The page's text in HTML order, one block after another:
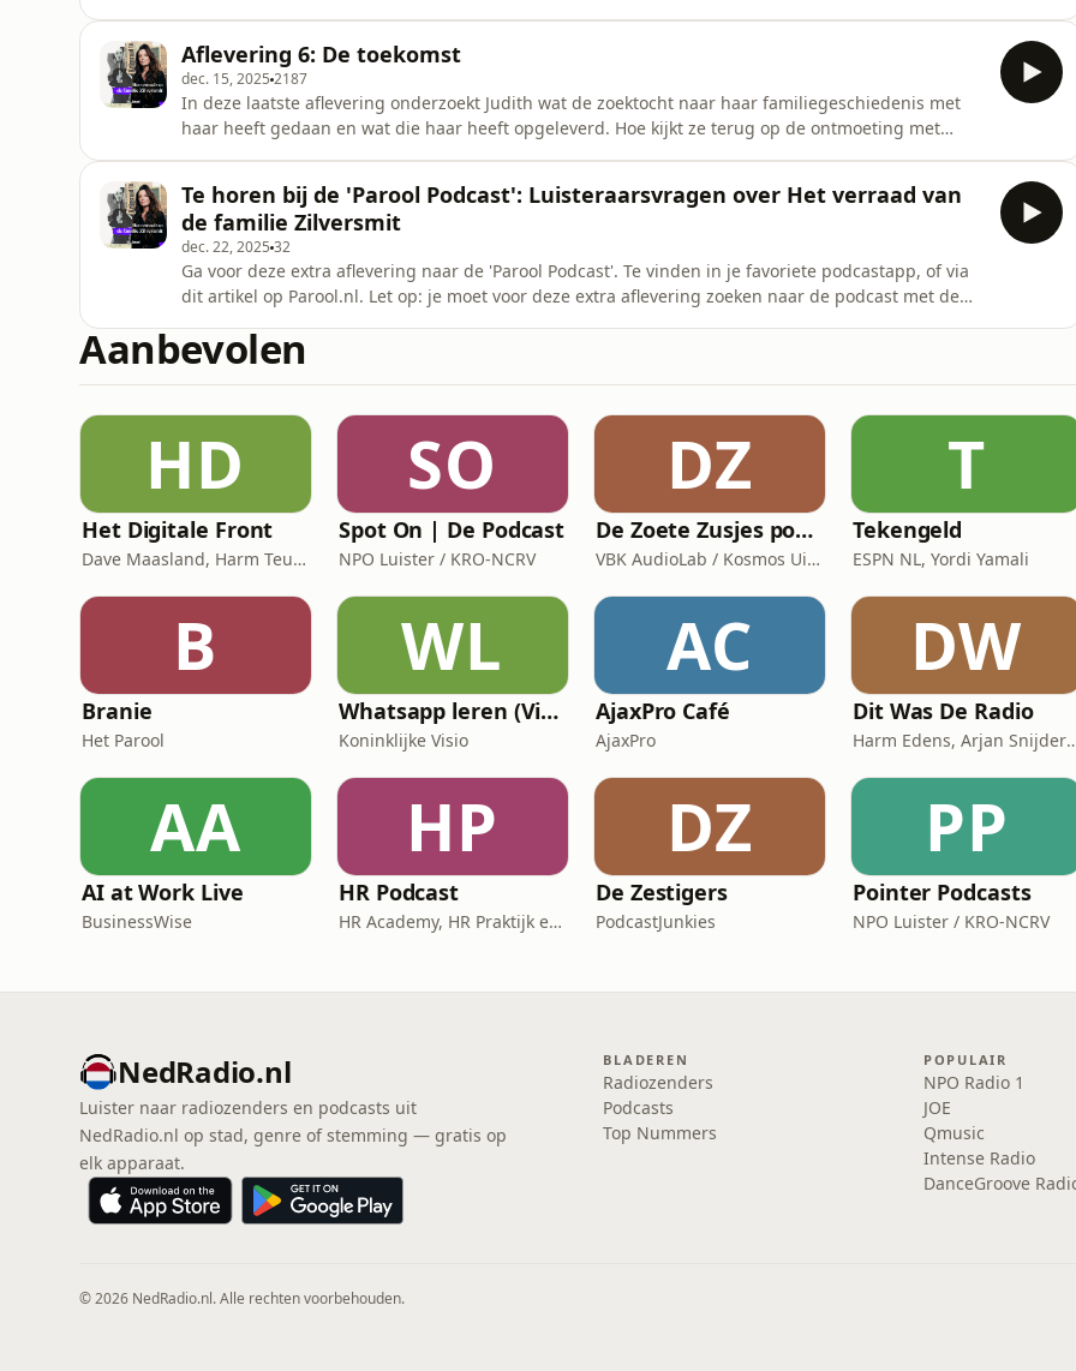
waaronder het gesloopte caf&eacut
Aflevering 6: De toekomst
dec. 15, 2025 2187
In deze laatste aflevering onderzoekt Judith wat de zoektocht naar haar familiegeschiedenis met
haar heeft gedaan en wat die haar heeft opgeleverd. Hoe kijkt ze terug op de ontmoeting met
specialist Inez Schelfhout le
Te horen bij de 'Parool Podcast': Luisteraarsvragen over Het verraad van
de familie Zilversmit
dec. 22, 2025 32
Ga voor deze extra aflevering naar de 'Parool Podcast'. Te vinden in je favoriete podcastapp, of via
dit artikel op Parool.nl. Let op: je moet voor deze extra aflevering zoeken naar de podcast met de
wat is er gebeurd met de mensen bij wie Judiths vader ondergedoken zat? Dat en meer hoor je in
een s
Aanbevolen
HD
Het Digitale Front
Dave Maasland, Harm Teunis / Corti Media
SO
Spot On | De Podcast
NPO Luister / KRO-NCRV
DZ
De Zoete Zusjes podcast
VBK AudioLab / Kosmos Uitgevers
T
Tekengeld
ESPN NL, Yordi Yamali
B
Branie
Het Parool
WL
Whatsapp leren (Visio Podcast)
Koninklijke Visio
AC
AjaxPro Café
AjaxPro
DW
Dit Was De Radio
Harm Edens, Arjan
AA
AI at Work Live
BusinessWise
HP
HR Podcast
HR Academy, HR Praktijk en CHRO
DZ
De Zestigers
PodcastJunkies
PP
Pointer Podcasts
NPO Luister / KRO-NCRV
NedRadio.nl
Luister naar radiozenders en podcasts uit
NedRadio.nl op stad, genre of stemming — gratis op
elk apparaat.
BLADEREN
Radiozenders
Podcasts
Top Nummers
POPULAIR
NPO Radio 1
JOE
Qmusic
Intense Radio
DanceGroove
© 2026 NedRadio.nl. Alle rechten voorbehouden.